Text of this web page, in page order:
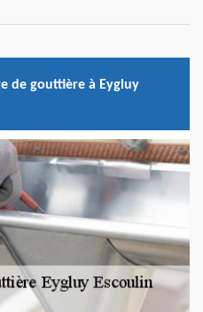
de gouttière à Eygluy